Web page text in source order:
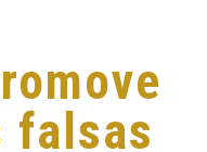
falsas